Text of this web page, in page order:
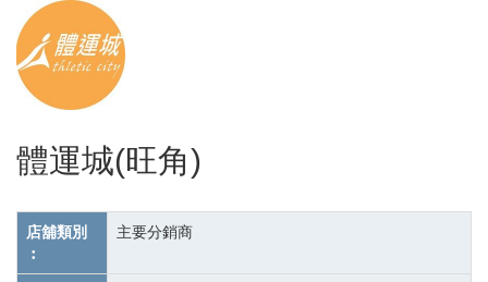
體運城(旺角)
店舖類別
︰
主要分銷商